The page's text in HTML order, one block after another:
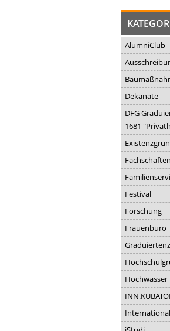
AlumniClub
Dekanate
DFG
1681
Fachschaften
Festival
Forschung
Frauenbüro
Hochwasser